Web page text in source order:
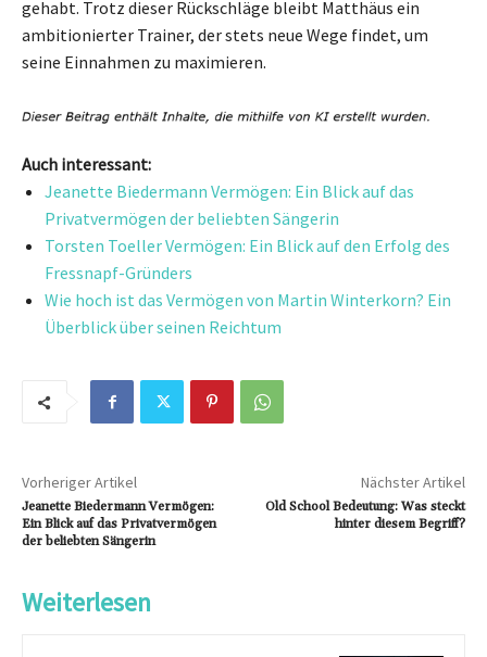
gehabt. Trotz dieser Rückschläge bleibt Matthäus ein
ambitionierter Trainer, der stets neue Wege findet, um
seine Einnahmen zu maximieren.
Auch interessant:
Jeanette Biedermann Vermögen: Ein Blick auf das
Privatvermögen der beliebten Sängerin
Torsten Toeller Vermögen: Ein Blick auf den Erfolg des
Fressnapf-Gründers
Wie hoch ist das Vermögen von Martin Winterkorn? Ein
Überblick über seinen Reichtum
Vorheriger Artikel
Jeanette Biedermann Vermögen:
Ein Blick auf das Privatvermögen
der beliebten Sängerin
Nächster Artikel
Old School Bedeutung: Was steckt
hinter diesem Begriff?
Weiterlesen